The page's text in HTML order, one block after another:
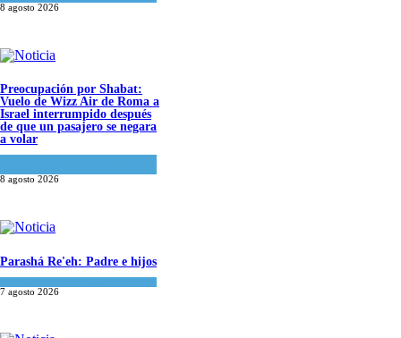
8 agosto 2026
Preocupación por Shabat:
Vuelo de Wizz Air de Roma a
Israel interrumpido después
de que un pasajero se negara
a volar
8 agosto 2026
Parashá Re'eh: Padre e hijos
7 agosto 2026